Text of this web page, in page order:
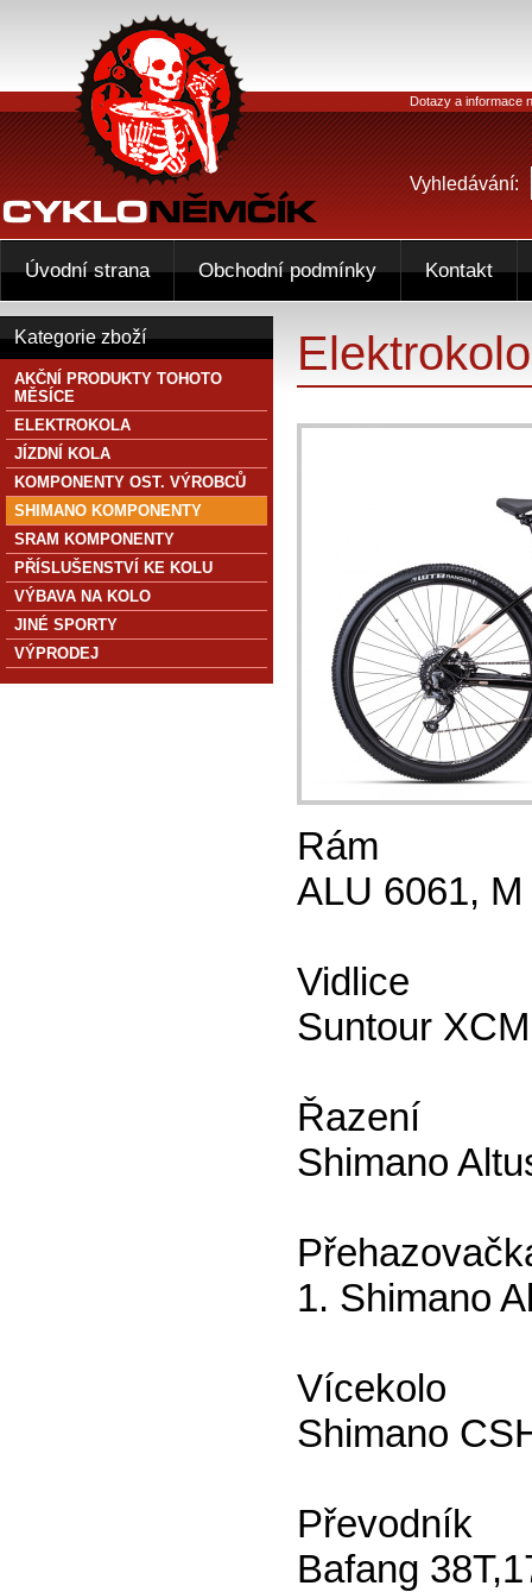
Rám
ALU 6061,
Vidlice
Suntour
Řazení
Shimano
1. Shimano
Vícekolo
Shimano
Převodník
Bafang
Kategorie zboží
AKČNÍ PRODUKTY TOHOTO
MĚSÍCE
ELEKTROKOLA
JÍZDNÍ KOLA
KOMPONENTY OST. VÝROBCŮ
SHIMANO KOMPONENTY
SRAM KOMPONENTY
PŘÍSLUŠENSTVÍ KE KOLU
VÝBAVA NA KOLO
JINÉ SPORTY
VÝPRODEJ
Dotazy a informace
Vyhledávání:
Úvodní strana Obchodní podmínky Kontakt